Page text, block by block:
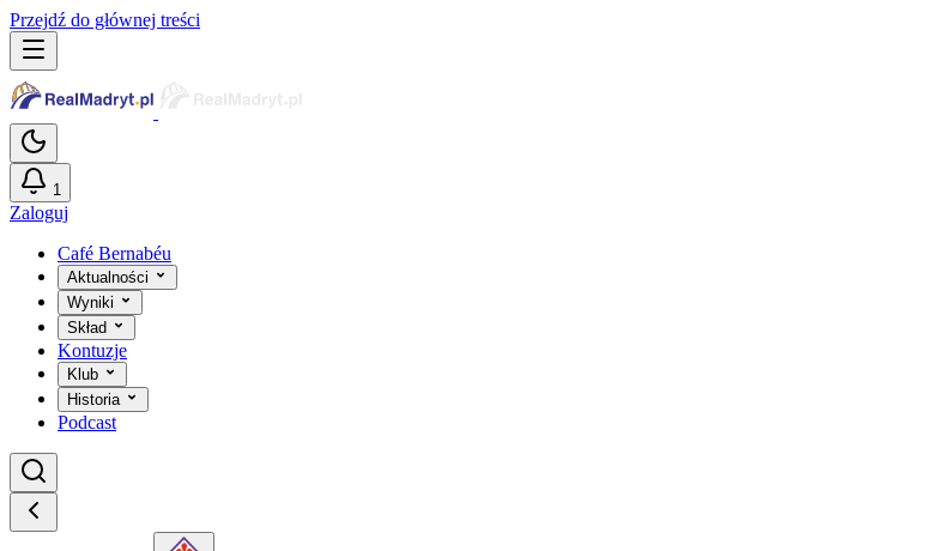
Przejdź do głównej treści
1
Zaloguj
Café Bernabéu
Aktualności
Wyniki
Skład
Kontuzje
Klub
Historia
Podcast